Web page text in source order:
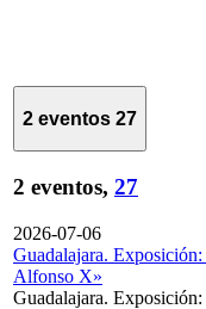
2 eventos 27
2 eventos, 27
2026-07-06
Guadalajara.
Alfonso X»
Guadalajara.